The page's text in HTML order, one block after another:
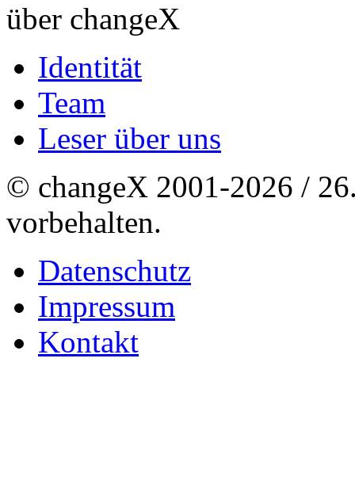
über changeX
Identität
Team
Leser über uns
© changeX 2001-2026 /
vorbehalten.
Datenschutz
Impressum
Kontakt